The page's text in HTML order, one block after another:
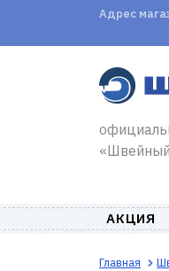
Адрес
АКЦИЯ
Главная